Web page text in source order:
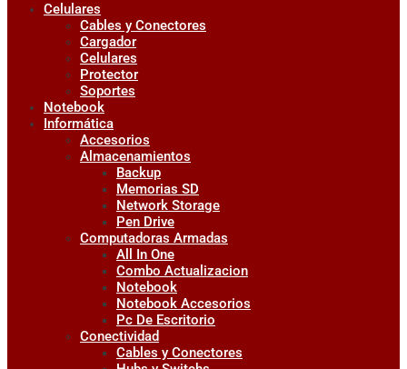
Celulares
Cables y Conectores
Cargador
Celulares
Protector
Soportes
Notebook
Informática
Accesorios
Almacenamientos
Backup
Memorias SD
Network Storage
Pen Drive
Computadoras Armadas
All In One
Combo Actualizacion
Notebook
Notebook Accesorios
Pc De Escritorio
Conectividad
Cables y Conectores